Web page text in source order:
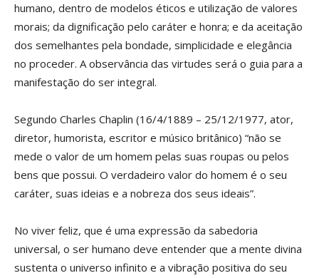
humano, dentro de modelos éticos e utilização de valores
morais; da dignificação pelo caráter e honra; e da aceitação
dos semelhantes pela bondade, simplicidade e elegância
no proceder. A observância das virtudes será o guia para a
manifestação do ser integral.
Segundo Charles Chaplin (16/4/1889 – 25/12/1977, ator,
diretor, humorista, escritor e músico britânico) “não se
mede o valor de um homem pelas suas roupas ou pelos
bens que possui. O verdadeiro valor do homem é o seu
caráter, suas ideias e a nobreza dos seus ideais”.
No viver feliz, que é uma expressão da sabedoria
universal, o ser humano deve entender que a mente divina
sustenta o universo infinito e a vibração positiva do seu